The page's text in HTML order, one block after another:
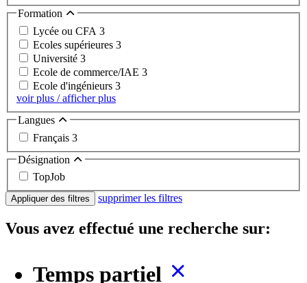
Formation
Lycée ou CFA 3
Ecoles supérieures 3
Université 3
Ecole de commerce/IAE 3
Ecole d'ingénieurs 3
voir plus / afficher plus
Langues
Français 3
Désignation
TopJob
Appliquer des filtres supprimer les filtres
Vous avez effectué une recherche sur:
Temps partiel